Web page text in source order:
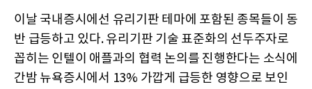
이날 국내증시에선 유리기판 테마에 포함된 종목들이 동
반 급등하고 있다. 유리기판 기술 표준화의 선두주자로
꼽히는 인텔이 애플과의 협력 논의를 진행한다는 소식에
간밤 뉴욕증시에서 13% 가깝게 급등한 영향으로 보인